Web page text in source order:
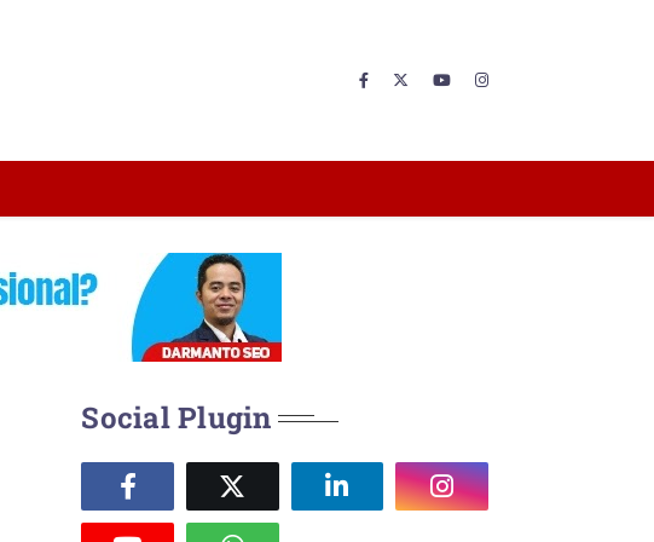
Social Plugin